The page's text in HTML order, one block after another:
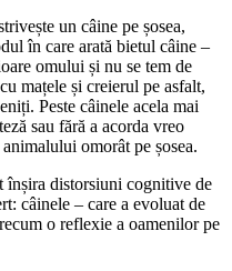
un câine pe șosea,
în care arată bietul câine –
omului și nu se tem de
mațele și creierul pe asfalt,
Peste câinele acela mai
sau fără a acorda vreo
omorât pe șosea.
înșira distorsiuni cognitive de
câinele – care a evoluat de
o reflexie a oamenilor pe